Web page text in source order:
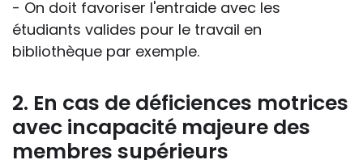
- On doit favoriser l'entraide avec les
étudiants valides pour le travail en
bibliothèque par exemple.
2. En cas de déficiences motrices
avec incapacité majeure des
membres supérieurs